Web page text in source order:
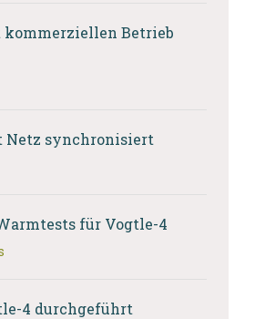
kommerziellen Betrieb
Netz synchronisiert
für Vogtle-4
4 durchgeführt